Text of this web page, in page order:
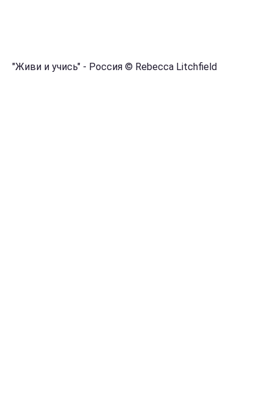
"Живи и учись" - Россия © Rebecca Litchfield